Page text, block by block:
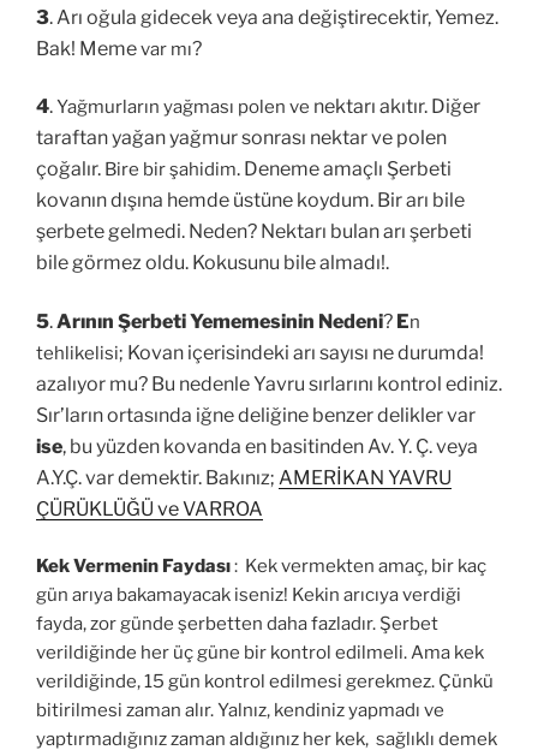
3. Arı oğula gidecek veya ana değiştirecektir, Yemez.
Bak! Memevar mı?
4.Yağmurların yağması polen ve nektarı akıtır. Diğer
taraftan yağan yağmur sonrası nektar ve polen
çoğalır. Bire bir şahidim. Deneme amaçlı Şerbeti
kovanın dışına hemde üstüne koydum. Bir arı bile
şerbete gelmedi. Neden? Nektarı bulan arı şerbeti
bile görmez oldu. Kokusunu bile almadı!.
5.Arının Şerbeti Yememesinin Nedeni? En
tehlikelisi; Kovan içerisindeki arı sayısı ne durumda!
azalıyor mu? Bu nedenle Yavru sırlarını kontrol ediniz.
Sır’ların ortasında iğne deliğine benzer delikler var
ise, bu yüzden kovanda en basitinden Av. Y. Ç. veya
A.Y.Ç. var demektir. Bakınız; AMERİKAN YAVRU
ÇÜRÜKLÜĞÜ ve VARROA
Kek Vermenin Faydası: Kek vermekten amaç, bir kaç
gün arıya bakamayacak iseniz! Kekin arıcıya verdiği
fayda, zor günde şerbetten daha fazladır. Şerbet
verildiğinde her üç güne bir kontrol edilmeli. Ama kek
verildiğinde, 15 gün kontrol edilmesi gerekmez. Çünkü
bitirilmesi zaman alır. Yalnız, kendiniz yapmadı ve
yaptırmadığınız zaman aldığınız her kek, sağlıklı demek